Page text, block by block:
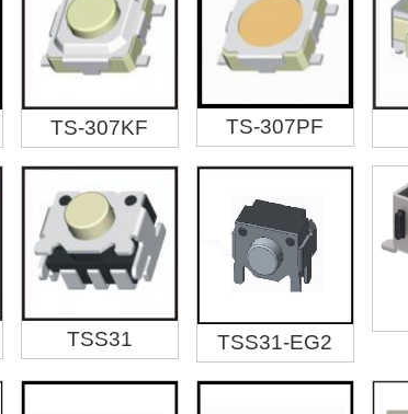
TS-307KF TS-307PF
TSS31 TSS31-EG2